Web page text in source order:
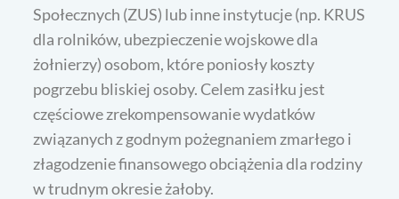
Społecznych (ZUS) lub inne instytucje (np. KRUS
dla rolników, ubezpieczenie wojskowe dla
żołnierzy) osobom, które poniosły koszty
pogrzebu bliskiej osoby. Celem zasiłku jest
częściowe zrekompensowanie wydatków
związanych z godnym pożegnaniem zmarłego i
złagodzenie finansowego obciążenia dla rodziny
w trudnym okresie żałoby.